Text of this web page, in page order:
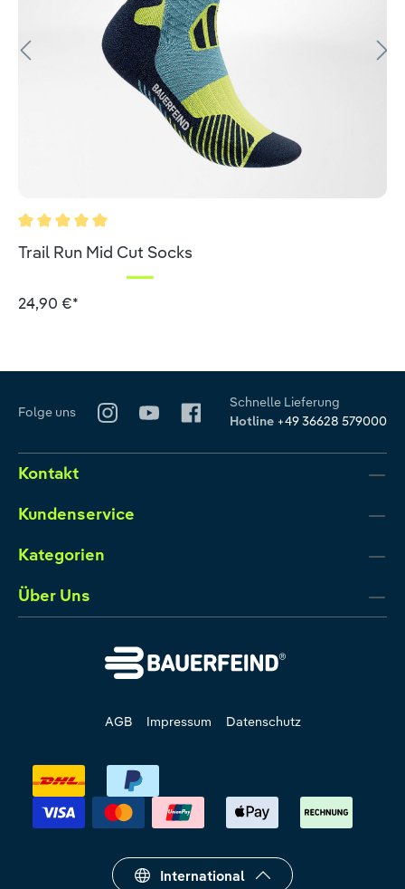
Durchschnittliche Bewertung von 5 von 5 Sternen
Trail Run Mid Cut Socks
24,90 €*
Folge uns
Schnelle Lieferung
Hotline +49 36628 579000
Kontakt
Kundenservice
Kategorien
Über Uns
AGB Impressum Datenschutz
International